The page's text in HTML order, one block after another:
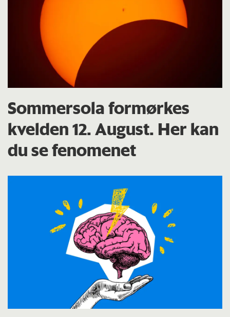
Sommersola formørkes
kvelden 12. August. Her kan
du se fenomenet